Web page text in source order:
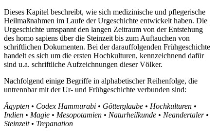
Dieses Kapitel beschreibt, wie sich medizinische und pflegerische
Heilmaßnahmen im Laufe der Urgeschichte entwickelt haben. Die
Urgeschichte umspannt den langen Zeitraum von der Entstehung
des homo sapiens über die Steinzeit bis zum Auftauchen von
schriftlichen Dokumenten. Bei der darauffolgenden Frühgeschichte
handelt es sich um die ersten Hochkulturen, kennzeichnend dafür
sind u.a. schriftliche Aufzeichnungen dieser Völker.
Nachfolgend einige Begriffe in alphabetischer Reihenfolge, die
untrennbar mit der Ur- und Frühgeschichte verbunden sind:
Ägypten • Codex Hammurabi • Götterglaube • Hochkulturen •
Indien • Magie • Mesopotamien • Naturheilkunde • Neandertaler •
Steinzeit • Trepanation